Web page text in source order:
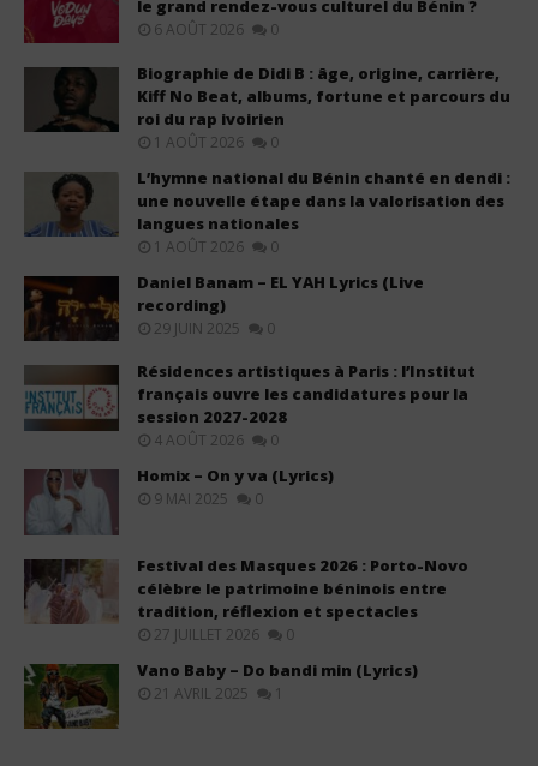
le grand rendez-vous culturel du Bénin ?
6 AOÛT 2026 0
Biographie de Didi B : âge, origine, carrière,
Kiff No Beat, albums, fortune et parcours du
roi du rap ivoirien
1 AOÛT 2026 0
L’hymne national du Bénin chanté en dendi :
une nouvelle étape dans la valorisation des
langues nationales
1 AOÛT 2026 0
Daniel Banam – EL YAH Lyrics (Live
recording)
29 JUIN 2025 0
Résidences artistiques à Paris : l’Institut
français ouvre les candidatures pour la
session 2027-2028
4 AOÛT 2026 0
Homix – On y va (Lyrics)
9 MAI 2025 0
Festival des Masques 2026 : Porto-Novo
célèbre le patrimoine béninois entre
tradition, réflexion et spectacles
27 JUILLET 2026 0
Vano Baby – Do bandi min (Lyrics)
21 AVRIL 2025 1